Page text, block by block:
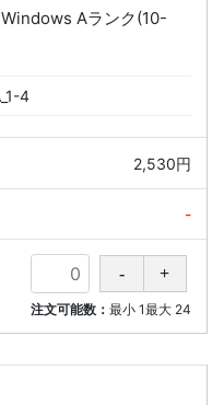
Aランク(10-
4
2,530円
-
注文可能数： 最小 1最大 24